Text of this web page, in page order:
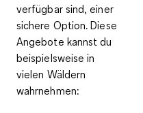
verfügbar sind, einer
sichere Option. Diese
Angebote kannst du
beispielsweise in
vielen Wäldern
wahrnehmen: